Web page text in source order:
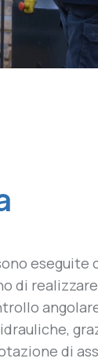
eseguite
di
di